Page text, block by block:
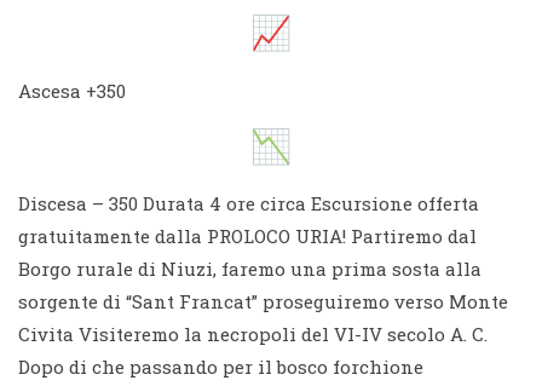
Ascesa +350
Discesa – 350 Durata 4 ore circa Escursione offerta
gratuitamente dalla PROLOCO URIA! Partiremo dal
Borgo rurale di Niuzi, faremo una prima sosta alla
sorgente di “Sant Francat” proseguiremo verso Monte
Civita Visiteremo la necropoli del VI-IV secolo A. C.
Dopo di che passando per il bosco forchione